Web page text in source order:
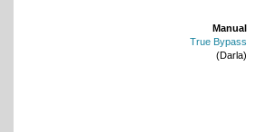
Manual
True Bypass
(Darla)